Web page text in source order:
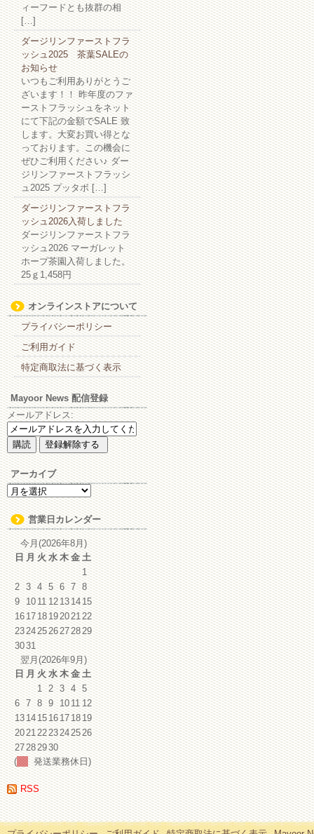
ィーフードとも抜群の相
[…]
ダージリンファーストフラ
ッシュ2025 茶葉SALEの
お知らせ
いつもご利用ありがとうご
ざいます！！ 昨年度のファ
ーストフラッシュをネット
にて下記の金額でSALE 致
します。大変お買い得とな
っております。この機会に
ぜひご利用ください♪ ダー
ジリンファーストフラッシ
ュ2025 プッタボ […]
ダージリンファーストフラ
ッシュ2026入荷しました
ダージリンファーストフラ
ッシュ2026 マーガレット
ホープ茶園入荷しました。
25ｇ1,458円
オンラインストアについて
プライバシーポリシー
ご利用ガイド
特定商取法に基づく表示
Mayoor News 配信登録
メールアドレス:
アーカイブ
ア
ー
カ
イ
ブ
営業日カレンダー
今月(2026年8月)
日 月 火 水 木 金 土
1
2 3 4 5 6 7 8
9 1011 12131415
16171819202122
23242526272829
3031
翌月(2026年9月)
日 月 火 水 木 金 土
1 2 3 4 5
6 7 8 9 1011 12
13141516171819
20212223242526
27282930
(
発送業務休日)
RSS